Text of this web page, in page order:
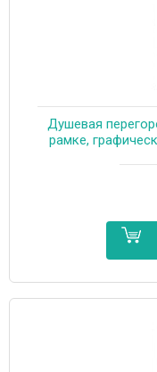
Душевая
рамке,